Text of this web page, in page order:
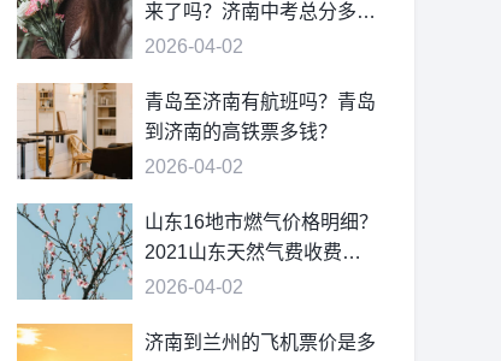
来了吗？济南中考总分多
少？
2026-04-02
青岛至济南有航班吗？青岛
到济南的高铁票多钱？
2026-04-02
山东16地市燃气价格明细？
2021山东天然气费收费标
准？
2026-04-02
济南到兰州的飞机票价是多